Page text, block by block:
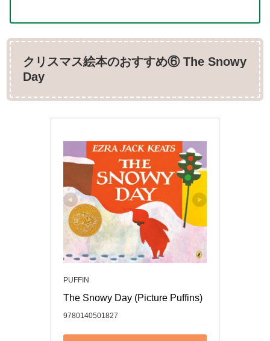
クリスマス絵本のおすすめ⑥ The Snowy
Day
PUFFIN
The Snowy Day (Picture Puffins)
9780140501827